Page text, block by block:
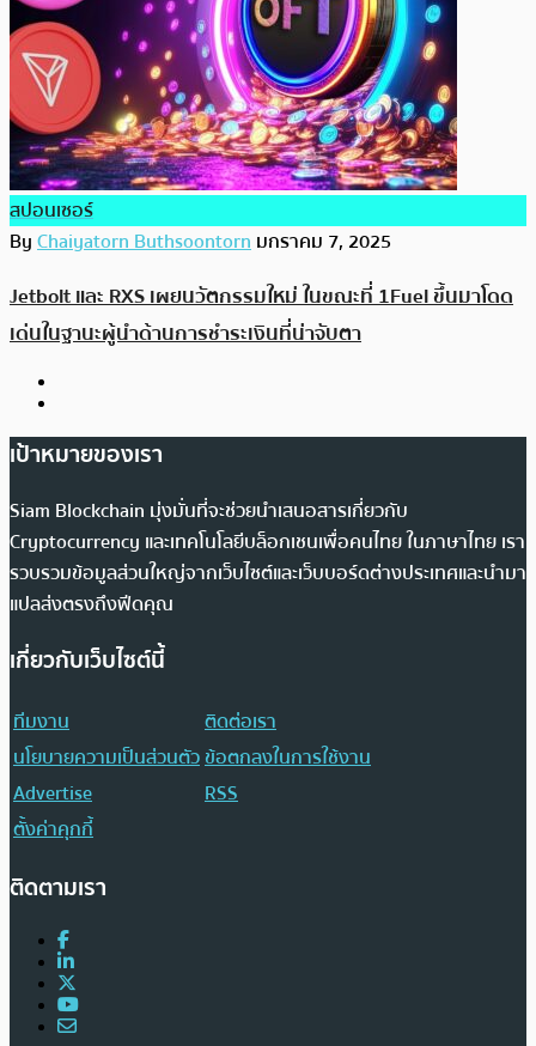
สปอนเซอร์
ByChaiyatorn Buthsoontornมกราคม 7, 2025
Jetbolt และ RXS เผยนวัตกรรมใหม่ ในขณะที่ 1Fuel ขึ้นมาโดด
เด่นในฐานะผู้นำด้านการชำระเงินที่น่าจับตา
เป้าหมายของเรา
Siam Blockchain มุ่งมั่นที่จะช่วยนำเสนอสารเกี่ยวกับ
Cryptocurrency และเทคโนโลยีบล็อกเชนเพื่อคนไทย ในภาษาไทย เรา
รวบรวมข้อมูลส่วนใหญ่จากเว็บไซต์และเว็บบอร์ดต่างประเทศและนำมา
แปลส่งตรงถึงฟีดคุณ
เกี่ยวกับเว็บไซต์นี้
ทีมงาน
ติดต่อเรา
นโยบายความเป็นส่วนตัวข้อตกลงในการใช้งาน
Advertise
RSS
ตั้งค่าคุกกี้
ติดตามเรา